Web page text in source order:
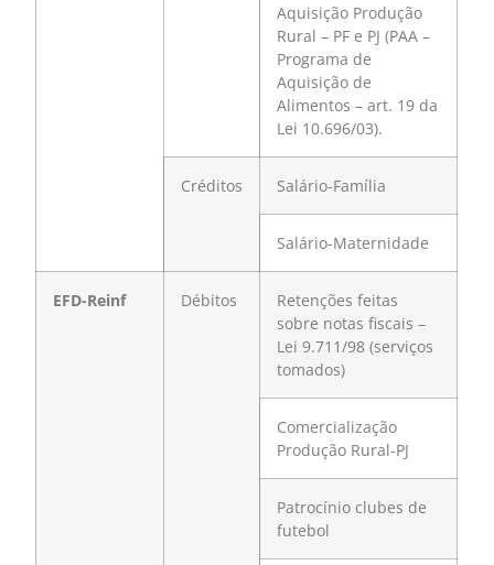
Aquisição Produção
Rural – PF e PJ (PAA –
Programa de
Aquisição de
Alimentos – art. 19 da
Lei 10.696/03).
Créditos Salário-Família
Salário-Maternidade
EFD-Reinf Débitos
Retenções feitas
sobre notas fiscais –
Lei 9.711/98 (serviços
tomados)
Comercialização
Produção Rural-PJ
Patrocínio clubes de
futebol